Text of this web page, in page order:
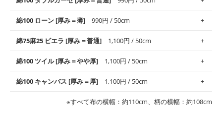
使いやすさNo.1！しなやかさと適度な張りを併せ持ち、通気性の
高さがオックス生地の特徴です。当サイトのオックス生地は、
般にお使いいただけます。
※レッスンバッグ、上履き袋などの通園通学グッズにはツイル生
・布団カバーなどの寝具、カーテン
柔らかくふんわりとした肌触りが特徴です。ベビー用品やハンカ
チなど直接肌に触れるアイテムに最適です。高い吸湿性・通気性
す。
・スタイ、おくるみなどのベビーグッズ
・ブラウス、チュニック、ワンピースなどの洋服
・パジャマなどの寝具
綿100 ローン [厚み＝薄] 990円 / 50cm
上質で薄手の平織りの生地です。軽やかさとなめらかな手触りの
良さが魅力。透け感があるので、涼しげなトップスなどに最適で
・ブラウス、シャツ、チュニックなどのトップス
綿75麻25 ビエラ [厚み＝普通] 1,100円 / 50cm
コットン75％リネン25％の当店のビエラ生地は、オックス生地よ
りもふんわりとした柔らかい質感と適度な落ち感を感じられるの
綿100 ツイル [厚み＝やや厚] 1,100円 / 50cm
綾織りの生地です。しっかりとした張りと厚みがありながらも柔
らかいのが特徴です。生地の厚みは中厚手です。1枚でも透け感
綿100 キャンバス [厚み＝厚] 1,100円 / 50cm
※すべて布の横幅：約110cm、柄の横幅：約108cm